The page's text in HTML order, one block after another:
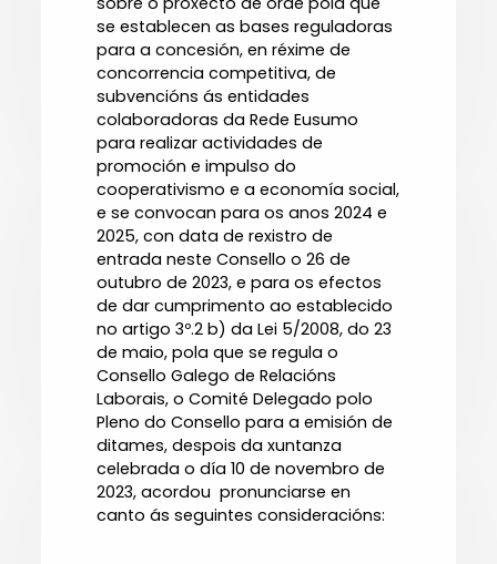
se establecen as bases reguladoras
para a concesión, en réxime de
concorrencia competitiva, de
subvencións ás entidades
colaboradoras da Rede Eusumo
para realizar actividades de
promoción e impulso do
cooperativismo e a economía social,
e se convocan para os anos 2024 e
2025, con data de rexistro de
entrada neste Consello o 26 de
outubro de 2023, e para os efectos
de dar cumprimento ao establecido
no artigo 3º.2 b) da Lei 5/2008, do 23
de maio, pola que se regula o
Consello Galego de Relacións
Laborais, o Comité Delegado polo
Pleno do Consello para a emisión de
ditames, despois da xuntanza
celebrada o día 10 de novembro de
2023, acordou pronunciarse en
canto ás seguintes consideracións: